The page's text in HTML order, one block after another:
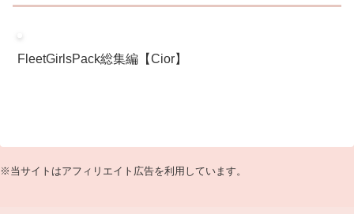
FleetGirlsPack総集編【Cior】
※当サイトはアフィリエイト広告を利用しています。